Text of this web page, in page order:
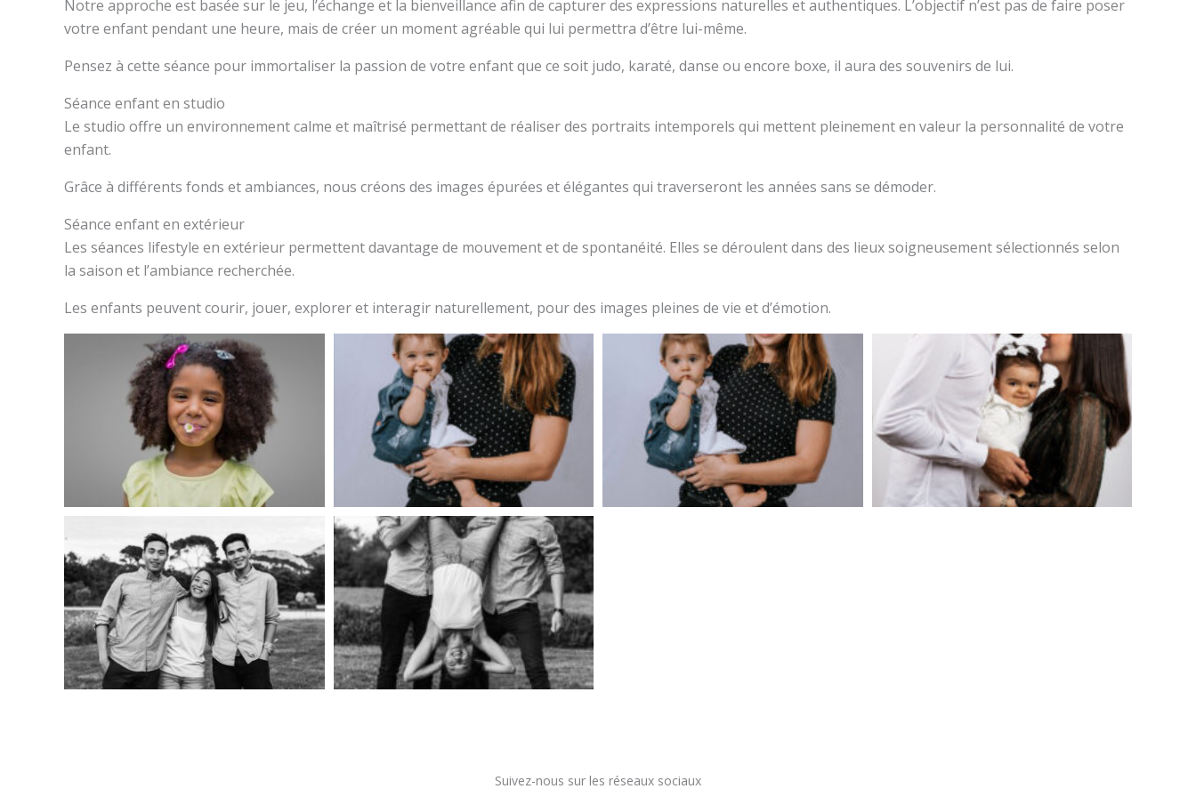
Notre approche est basée sur le jeu, l’échange et la bienveillance afin de capturer des expressions naturelles et authentiques. L’objectif n’est pas de faire poser
votre enfant pendant une heure, mais de créer un moment agréable qui lui permettra d’être lui-même.
Pensez à cette séance pour immortaliser la passion de votre enfant que ce soit judo, karaté, danse ou encore boxe, il aura des souvenirs de lui.
Séance enfant en studio
Le studio offre un environnement calme et maîtrisé permettant de réaliser des portraits intemporels qui mettent pleinement en valeur la personnalité de votre
enfant.
Grâce à différents fonds et ambiances, nous créons des images épurées et élégantes qui traverseront les années sans se démoder.
Séance enfant en extérieur
Les séances lifestyle en extérieur permettent davantage de mouvement et de spontanéité. Elles se déroulent dans des lieux soigneusement sélectionnés selon
la saison et l’ambiance recherchée.
Les enfants peuvent courir, jouer, explorer et interagir naturellement, pour des images pleines de vie et d’émotion.
Suivez-nous sur les réseaux sociaux